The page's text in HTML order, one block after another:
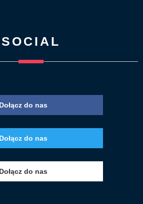
SOCIAL
Dołącz do nas
Dołącz do nas
Dołącz do nas